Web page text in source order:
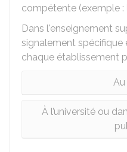
compétente (exemple :
Dans l'enseignement
signalement spécifique
chaque établissement
À l’université ou